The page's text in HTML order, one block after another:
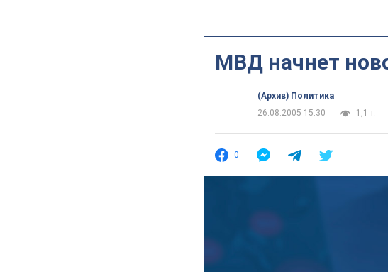
МВД начнет
(Архив) Политика
26.08.2005 15:30
1,1 т.
0